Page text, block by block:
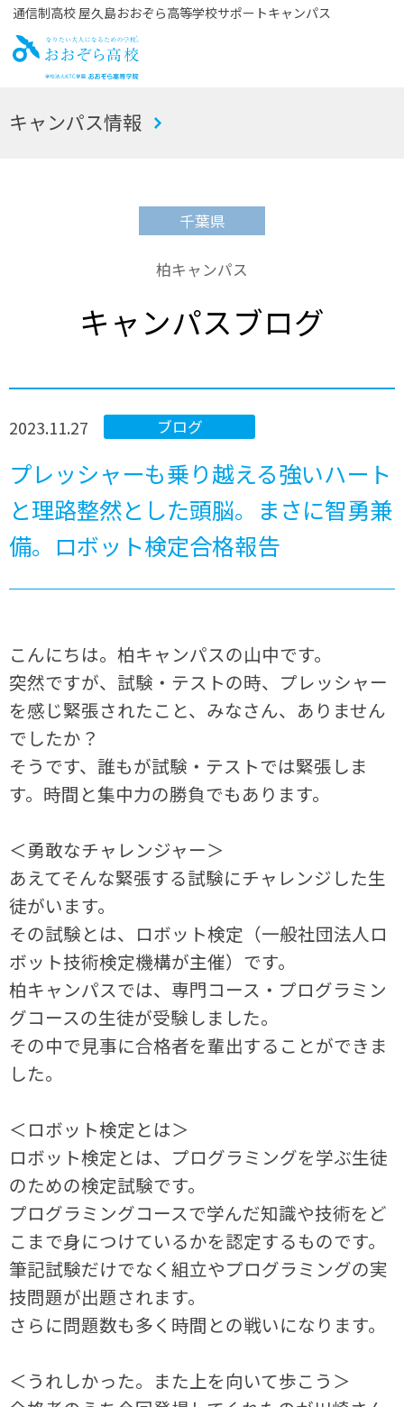
通信制高校 屋久島おおぞら高等学校サポートキャンパス
お
キャンパス情報
千葉県
柏キャンパス
キャンパスブログ
ブログ
2023.11.27
プレッシャーも乗り越える強いハート
と理路整然とした頭脳。まさに智勇兼
備。ロボット検定合格報告
こんにちは。柏キャンパスの山中です。
突然ですが、試験・テストの時、プレッシャー
を感じ緊張されたこと、みなさん、ありません
でしたか？
そうです、誰もが試験・テストでは緊張しま
す。時間と集中力の勝負でもあります。
＜勇敢なチャレンジャー＞
あえてそんな緊張する試験にチャレンジした生
徒がいます。
その試験とは、ロボット検定（一般社団法人ロ
ボット技術検定機構が主催）です。
柏キャンパスでは、専門コース・プログラミン
グコースの生徒が受験しました。
その中で見事に合格者を輩出することができま
した。
＜ロボット検定とは＞
ロボット検定とは、プログラミングを学ぶ生徒
のための検定試験です。
プログラミングコースで学んだ知識や技術をど
こまで身につけているかを認定するものです。
筆記試験だけでなく組立やプログラミングの実
技問題が出題されます。
さらに問題数も多く時間との戦いになります。
＜うれしかった。また上を向いて歩こう＞